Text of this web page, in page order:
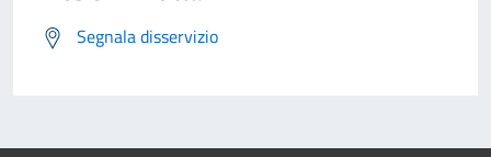
Segnala disservizio